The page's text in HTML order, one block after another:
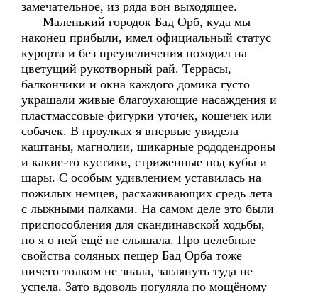
замечательное, из ряда вон выходящее.
Маленький городок Бад Орб, куда мы
наконец прибыли, имел официальный статус
курорта и без преувеличения походил на
цветущий рукотворный рай. Террасы,
балкончики и окна каждого домика густо
украшали живые благоухающие насаждения и
пластмассовые фигурки уточек, кошечек или
собачек. В проулках я впервые увидела
каштаны, магнолии, шикарные рододендроны
и какие-то кустики, стриженные под кубы и
шары. С особым удивлением уставилась на
пожилых немцев, расхаживающих средь лета
с лыжными палками. На самом деле это были
приспособления для скандинавской ходьбы,
но я о ней ещё не слышала. Про целебные
свойства соляных пещер Бад Орба тоже
ничего толком не знала, заглянуть туда не
успела. Зато вдоволь погуляла по мощёному